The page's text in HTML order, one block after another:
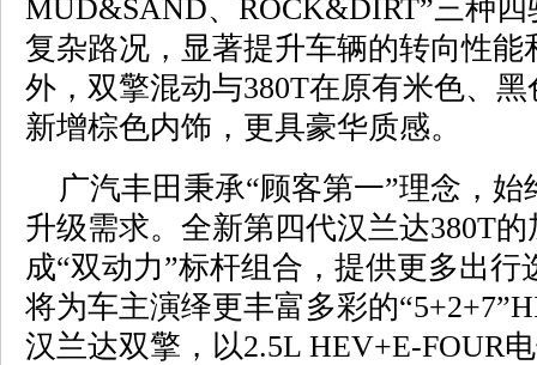
MUD&SAND、ROCK&DIRT”三种
复杂路况，显著提升车辆的转向性能
外，双擎混动与380T在原有米色、
新增棕色内饰，更具豪华质感。
广汽丰田秉承“顾客第一”理念，始
升级需求。全新第四代汉兰达380T
成“双动力”标杆组合，提供更多出
将为车主演绎更丰富多彩的
汉兰达双擎，以2.5L HEV+E-FOUR